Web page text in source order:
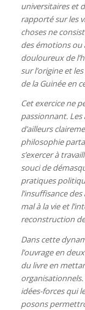
universitaires et
rapporté sur les
choses ne
des émotions ou
douloureux de
sur l’origine et
de la Guinée en
Cet exercice ne
passionnant.
d’ailleurs
philosophie
s’exercer à
souci de
pratiques
l’insuffisance
mal à la vie et
reconstruction
Dans cette
l’ouvrage en
du livre en
idées-forces qui
posons